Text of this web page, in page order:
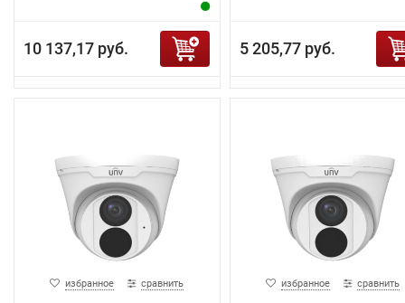
10 137,17 руб. 5 205,77 руб.
избранное сравнить избранное сравнить